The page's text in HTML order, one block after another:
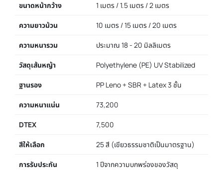
ขนาดหน้ากว้าง 1 เมตร / 1.5 เมตร / 2 เมตร
ความยาวม้วน 10 เมตร / 15 เมตร / 20 เมตร
ความหนารวม ประมาณ 18 - 20 มิลลิเมตร
วัสดุเส้นหญ้า Polyethylene (PE) UV Stabilized
ฐานรอง PP Leno + SBR + Latex 3 ชั้น
ความหนาแน่น 73,200
DTEX 7,500
สีให้เลือก 25 สี (เขียวธรรมชาติเป็นมาตรฐาน)
การรับประกัน 1 ปีจากความบกพร่องของวัสดุ